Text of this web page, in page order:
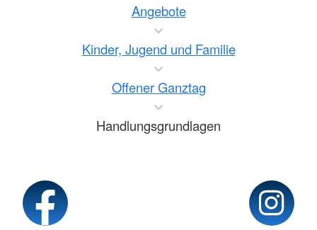
Angebote
Kinder, Jugend und Familie
Offener Ganztag
Handlungsgrundlagen